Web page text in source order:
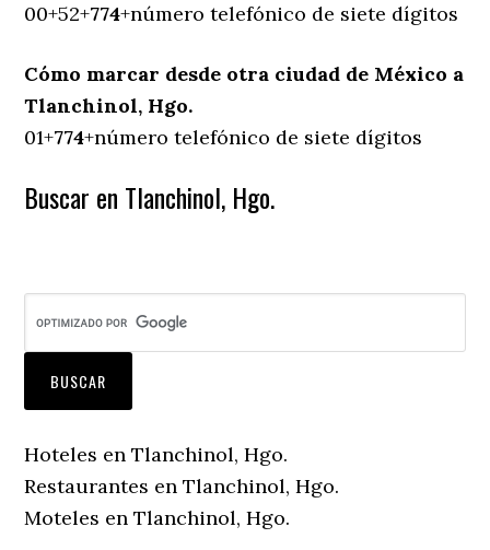
00+52+774+número telefónico de siete dígitos
Cómo marcar desde otra ciudad de México a
Tlanchinol, Hgo.
01+774+número telefónico de siete dígitos
Buscar en Tlanchinol, Hgo.
Hoteles en Tlanchinol, Hgo.
Restaurantes en Tlanchinol, Hgo.
Moteles en Tlanchinol, Hgo.